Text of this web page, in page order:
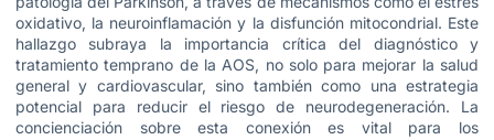
oxidativo, la neuroinflamación y la disfunción mitocondrial. Este
hallazgo subraya la importancia crítica del diagnóstico y
tratamiento temprano de la AOS, no solo para mejorar la salud
general y cardiovascular, sino también como una estrategia
potencial para reducir el riesgo de neurodegeneración. La
concienciación sobre esta conexión es vital para los